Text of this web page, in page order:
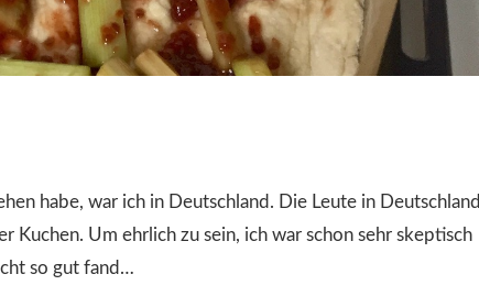
habe, war ich in Deutschland. Die Leute in Deutschland
Kuchen. Um ehrlich zu sein, ich war schon sehr skeptisch
so gut fand…